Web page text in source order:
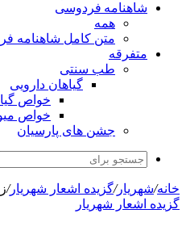
شاهنامه فردوسی
همه
متن کامل شاهنامه
متفرقه
طب سنتی
گیاهان دارویی
خواص
خواص
جشن های پارسیان
خانه/شهریار/گزیده اشعار شهریار/
گزیده اشعار شهریار